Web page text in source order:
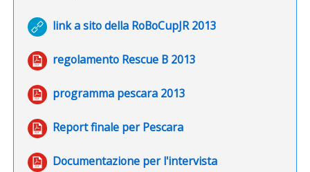
link a sito della RoBoCupJR 2013
URL
regolamento Rescue B 2013
File
programma pescara 2013
File
Report finale per Pescara
File
Documentazione per l'intervista
File